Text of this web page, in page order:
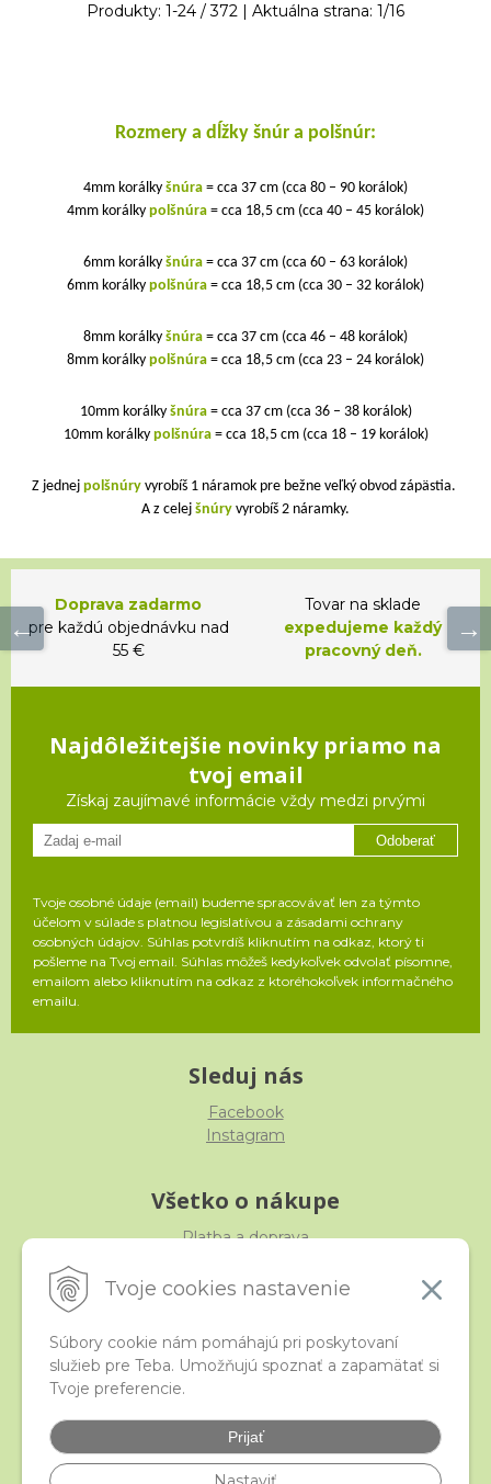
Tvoje cookies nastavenie
Súbory cookie nám pomáhajú pri poskytovaní
služieb pre Teba. Umožňujú spoznať a zapamätať si
Tvoje preferencie.
Prijať
Produkty: 1-24 /372 | Aktuálna strana: 1/16
Rozmery a dĺžky šnúr a polšnúr:
4mm korálky šnúra = cca 37 cm (cca 80 – 90 korálok)
4mm korálky polšnúra = cca 18,5 cm (cca 40 – 45 korálok)
6mm korálky šnúra = cca 37 cm (cca 60 – 63 korálok)
6mm korálky polšnúra = cca 18,5 cm (cca 30 – 32 korálok)
8mm korálky šnúra = cca 37 cm (cca 46 – 48 korálok)
8mm korálky polšnúra = cca 18,5 cm (cca 23 – 24 korálok)
10mm korálky šnúra= cca 37 cm (cca 36 – 38 korálok)
10mm korálky polšnúra= cca 18,5 cm (cca 18 – 19 korálok)
Z jednej polšnúry vyrobíš 1 náramok pre bežne veľký obvod zápästia.
A z celej šnúry vyrobíš 2 náramky.
Doprava zadarmo
pre každú objednávku nad
55 €
Tovar na sklade
expedujeme každý
pracovný deň.
Najdôležitejšie novinky priamo na
tvoj email
Získaj zaujímavé informácie vždy medzi prvými
Odoberať
Tvoje osobné údaje (email) budeme spracovávať len za týmto
účelom v súlade s platnou legislatívou a zásadami ochrany
osobných údajov. Súhlas potvrdíš kliknutím na odkaz, ktorý ti
pošleme na Tvoj email. Súhlas môžeš kedykoľvek odvolať písomne,
emailom alebo kliknutím na odkaz z ktoréhokoľvek informačného
emailu.
Sleduj nás
Facebook
Instagram
Všetko o nákupe
Platba a doprava
Obchodné podmienky
iStraka
Veľkoobchod
Najčastejšie otázky
Certifikáty